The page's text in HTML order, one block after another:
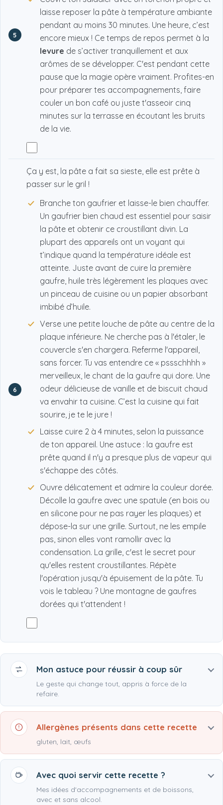
5
laisse reposer la pâte à température ambiante
pendant au moins 30 minutes. Une heure, c’est
encore mieux ! Ce temps de repos permet à la
levure de s’activer tranquillement et aux
arômes de se développer. C'est pendant cette
pause que la magie opère vraiment. Profites-en
pour préparer tes accompagnements, faire
couler un bon café ou juste t'asseoir cinq
minutes sur la terrasse en écoutant les bruits
de la vie.
6
Ça y est, la pâte a fait sa sieste, elle est prête à
passer sur le gril !
Branche ton gaufrier et laisse-le bien chauffer.
Un gaufrier bien chaud est essentiel pour saisir
la pâte et obtenir ce croustillant divin. La
plupart des appareils ont un voyant qui
t’indique quand la température idéale est
atteinte. Juste avant de cuire la première
gaufre, huile très légèrement les plaques avec
un pinceau de cuisine ou un papier absorbant
imbibé d’huile.
Verse une petite louche de pâte au centre de la
plaque inférieure. Ne cherche pas à l'étaler, le
couvercle s'en chargera. Referme l'appareil,
sans forcer. Tu vas entendre ce « pssschhhh »
merveilleux, le chant de la gaufre qui dore. Une
odeur délicieuse de vanille et de biscuit chaud
va envahir ta cuisine. C’est la cuisine qui fait
sourire, je te le jure !
Laisse cuire 2 à 4 minutes, selon la puissance
de ton appareil. Une astuce : la gaufre est
prête quand il n'y a presque plus de vapeur qui
s'échappe des côtés.
Ouvre délicatement et admire la couleur dorée.
Décolle la gaufre avec une spatule (en bois ou
en silicone pour ne pas rayer les plaques) et
dépose-la sur une grille. Surtout, ne les empile
pas, sinon elles vont ramollir avec la
condensation. La grille, c'est le secret pour
qu'elles restent croustillantes. Répète
l'opération jusqu'à épuisement de la pâte. Tu
vois le tableau ? Une montagne de gaufres
dorées qui t'attendent !
Mon astuce pour réussir à coup sûr
Le geste qui change tout, appris à force de la
refaire.
Allergènes présents dans cette recette
gluten, lait, œufs
Avec quoi servir cette recette ?
Mes idées d'accompagnements et de boissons,
avec et sans alcool.